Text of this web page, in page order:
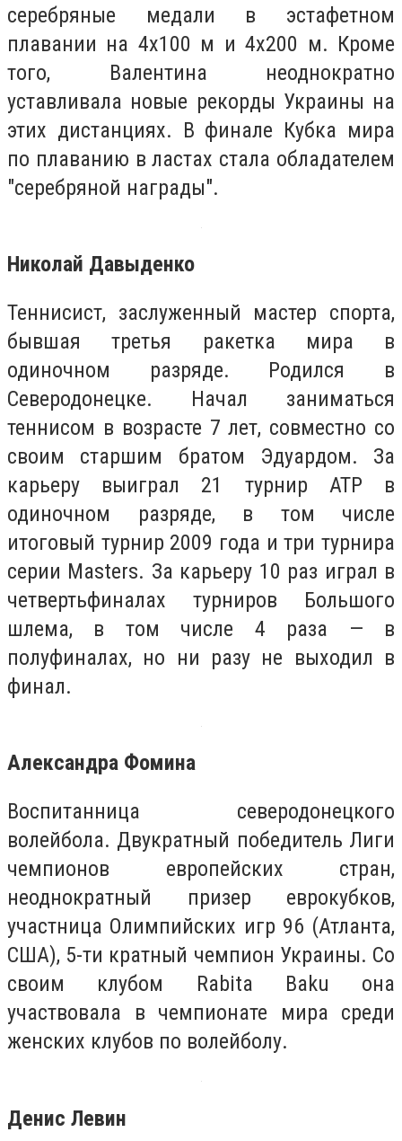
серебряные медали в эстафетном
плавании на 4х100 м и 4х200 м. Кроме
того, Валентина неоднократно
уставливала новые рекорды Украины на
этих дистанциях. В финале Кубка мира
по плаванию в ластах стала обладателем
"серебряной награды".
Николай Давыденко
Теннисист, заслуженный мастер спорта,
бывшая третья ракетка мира в
одиночном разряде. Родился в
Северодонецке. Начал заниматься
теннисом в возрасте 7 лет, совместно со
своим старшим братом Эдуардом. За
карьеру выиграл 21 турнир ATP в
одиночном разряде, в том числе
итоговый турнир 2009 года и три турнира
серии Masters. За карьеру 10 раз играл в
четвертьфиналах турниров Большого
шлема, в том числе 4 раза — в
полуфиналах, но ни разу не выходил в
финал.
Александра Фомина
Воспитанница северодонецкого
волейбола. Двукратный победитель Лиги
чемпионов европейских стран,
неоднократный призер еврокубков,
участница Олимпийских игр 96 (Атланта,
США), 5-ти кратный чемпион Украины. Со
своим клубом Rabita Baku она
участвовала в чемпионате мира среди
женских клубов по волейболу.
Денис Левин